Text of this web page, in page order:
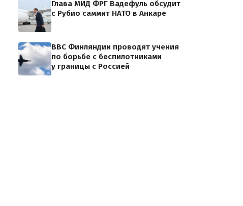
Глава МИД ФРГ Вадефуль обсудит
с Рубио саммит НАТО в Анкаре
ВВС Финляндии проводят учения
по борьбе с беспилотниками
у границы с Россией